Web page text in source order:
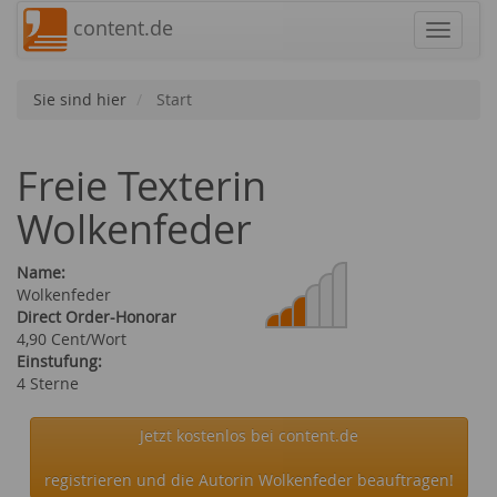
content.de
Sie sind hier Start
Freie Texterin
Wolkenfeder
Name:
Wolkenfeder
Direct Order-Honorar
4,90 Cent/Wort
Einstufung:
4 Sterne
Jetzt kostenlos bei content.de
registrieren und die Autorin Wolkenfeder beauftragen!